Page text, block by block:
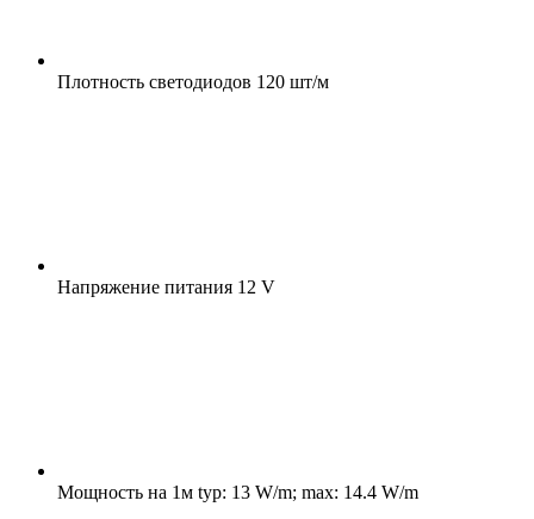
Плотность светодиодов 120 шт/м
Напряжение питания 12 V
Мощность на 1м typ: 13 W/m; max: 14.4 W/m